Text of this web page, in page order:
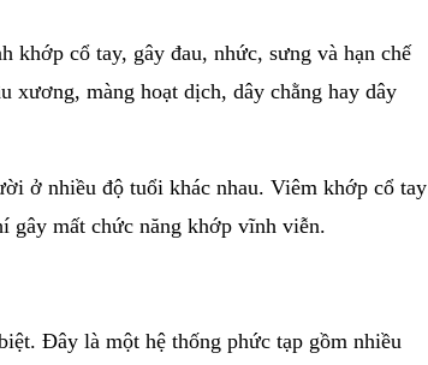
khớp cổ tay, gây đau, nhức, sưng và hạn chế
xương, màng hoạt dịch, dây chằng hay dây
ở nhiều độ tuổi khác nhau. Viêm khớp cổ tay
gây mất chức năng khớp vĩnh viễn.
Đây là một hệ thống phức tạp gồm nhiều